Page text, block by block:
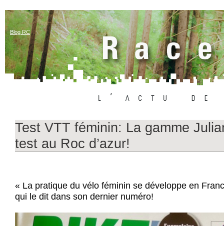
Blog RC
Test VTT féminin: La gamme
test au Roc d’azur!
« La pratique du vélo féminin se développe en
qui le dit dans son dernier numéro!